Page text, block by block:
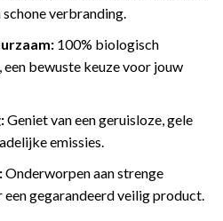
verbranding.
100% biologisch
bewuste keuze voor jouw
Geniet van een geruisloze, gele
emissies.
Onderworpen aan strenge
gegarandeerd veilig product.